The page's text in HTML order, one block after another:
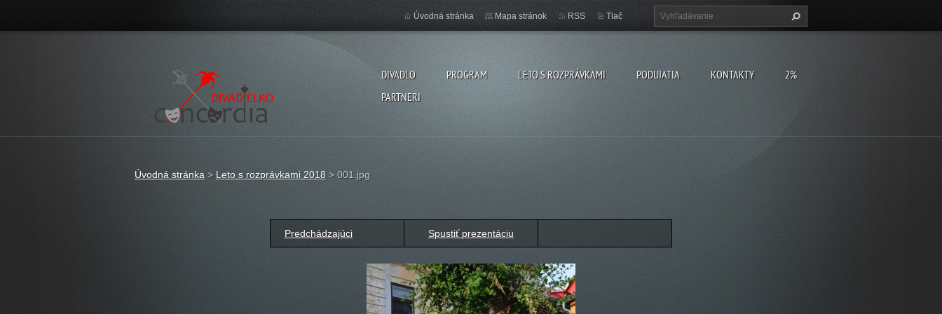
DIVADLO PROGRAM LETO S ROZPRÁVKAMI PODUJATIA KONTAKTY
2%
PARTNERI
Úvodná stránka Mapa stránok RSS Tlač
Úvodná stránka > Leto s rozprávkami 2018 >001.jpg
Predchádzajúci Spustiť prezentáciu